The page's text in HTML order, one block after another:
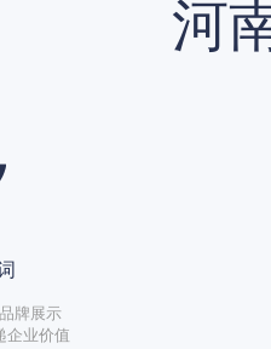
河
牌展示
企业价值